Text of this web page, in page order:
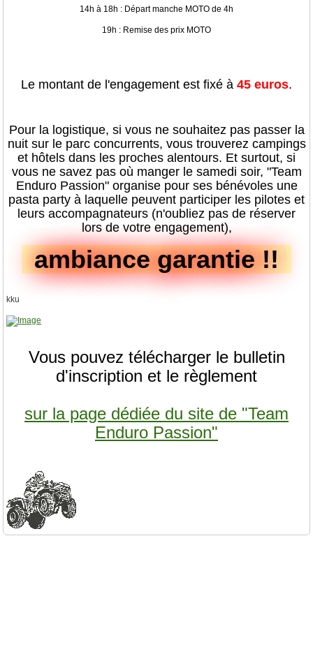
14h à 18h : Départ manche MOTO de 4h
19h : Remise des prix MOTO
Le montant de l'engagement est fixé à 45 euros.
Pour la logistique, si vous ne souhaitez pas passer la
nuit sur le parc concurrents, vous trouverez campings
et hôtels dans les proches alentours. Et surtout, si
vous ne savez pas où manger le samedi soir, "Team
Enduro Passion" organise pour ses bénévoles une
pasta party à laquelle peuvent participer les pilotes et
leurs accompagnateurs (n'oubliez pas de réserver
lors de votre engagement),
ambiance garantie !!
kku
Vous pouvez télécharger le bulletin
d'inscription et le règlement
sur la page dédiée du site de "Team
Enduro Passion"